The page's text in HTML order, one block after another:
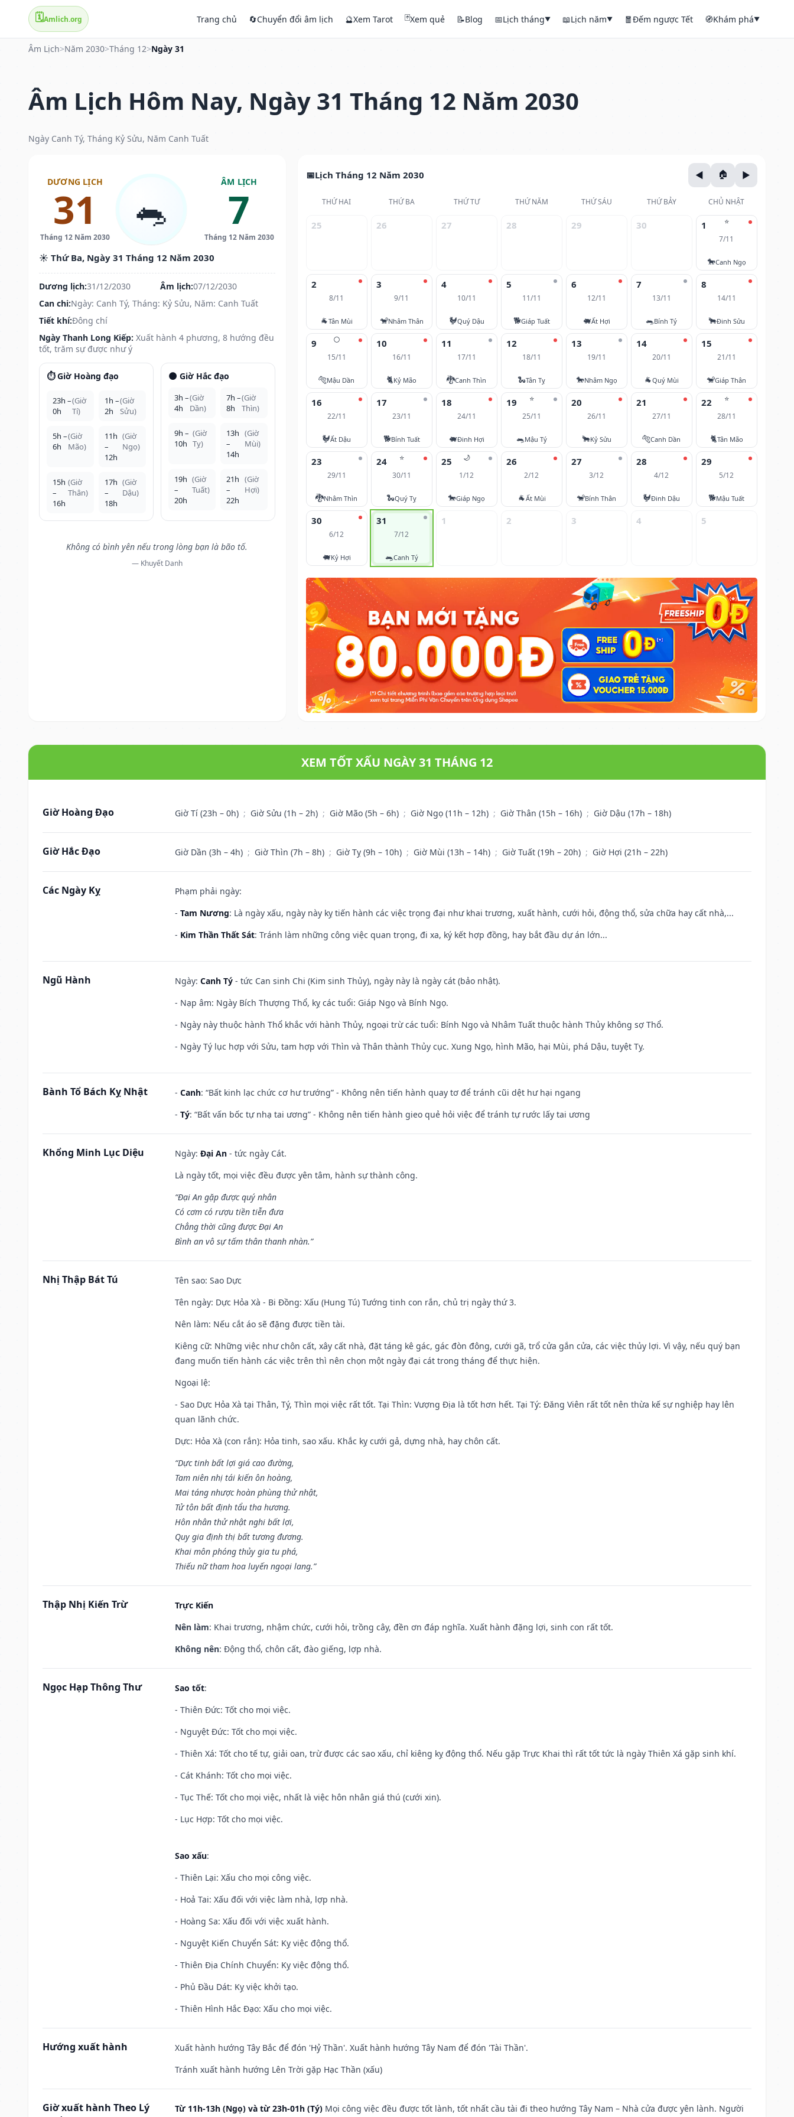
🗓️Amlich.org Trang chủ 🔄Chuyển đổi âm lịch 🔮Xem Tarot 🃏Xem quẻ 📝Blog 📅Lịch tháng▼ 📖Lịch năm▼ 🧧Đếm ngược Tết 🧭Khám phá▼
Âm Lịch>Năm 2030>Tháng 12>Ngày 31
Âm Lịch Hôm Nay, Ngày 31 Tháng 12 Năm 2030
Ngày Canh Tý, Tháng Kỷ Sửu, Năm Canh Tuất
DƯƠNG LỊCH
31
Tháng 12 Năm 2030
🐀
ÂM LỊCH
7
Tháng 12 Năm 2030
☀️ Thứ Ba, Ngày 31 Tháng 12 Năm 2030
Dương lịch:31/12/2030 Âm lịch:07/12/2030
Can chi:Ngày: Canh Tý, Tháng: Kỷ Sửu, Năm: Canh Tuất
Tiết khí:Đông chí
Ngày Thanh Long Kiếp: Xuất hành 4 phương, 8 hướng đều
tốt, trăm sự được như ý
⏱️ Giờ Hoàng đạo
23h –
0h
(Giờ
Tí)
1h –
2h
(Giờ
Sửu)
5h –
6h
(Giờ
Mão)
11h
–
12h
(Giờ
Ngọ)
15h
–
16h
(Giờ
Thân)
17h
–
18h
(Giờ
Dậu)
🌑 Giờ Hắc đạo
3h –
4h
(Giờ
Dần)
7h –
8h
(Giờ
Thìn)
9h –
10h
(Giờ
Tỵ)
13h
–
14h
(Giờ
Mùi)
19h
–
20h
(Giờ
Tuất)
21h
–
22h
(Giờ
Hợi)
Không có bình yên nếu trong lòng bạn là bão tố.
— Khuyết Danh
Lịch Tháng 12 Năm 2030
THỨ HAI THỨ BA THỨ TƯ THỨ NĂM THỨ SÁU THỨ BẢY CHỦ NHẬT
25 26 27 28 29 30 ⭐
1
7/11
🐎Canh Ngọ
2
8/11
🐐Tân Mùi
3
9/11
🐒Nhâm Thân
4
10/11
🐓Quý Dậu
5
11/11
🐕Giáp Tuất
6
12/11
🐖Ất Hợi
7
13/11
🐀Bính Tý
8
14/11
🐂Đinh Sửu
🌕
9
15/11
🐅Mậu Dần
10
16/11
🐈Kỷ Mão
11
17/11
🐉Canh Thìn
12
18/11
🐍Tân Tỵ
13
19/11
🐎Nhâm Ngọ
14
20/11
🐐Quý Mùi
15
21/11
🐒Giáp Thân
16
22/11
🐓Ất Dậu
17
23/11
🐕Bính Tuất
18
24/11
🐖Đinh Hợi
⭐
19
25/11
🐀Mậu Tý
20
26/11
🐂Kỷ Sửu
21
27/11
🐅Canh Dần
⭐
22
28/11
🐈Tân Mão
23
29/11
🐉Nhâm Thìn
⭐
24
30/11
🐍Quý Tỵ
🌙
25
1/12
🐎Giáp Ngọ
26
2/12
🐐Ất Mùi
27
3/12
🐒Bính Thân
28
4/12
🐓Đinh Dậu
29
5/12
🐕Mậu Tuất
30
6/12
🐖Kỷ Hợi
31
7/12
🐀Canh Tý
1 2 3 4 5
XEM TỐT XẤU NGÀY 31 THÁNG 12
Giờ Hoàng Đạo Giờ Tí (23h – 0h) ; Giờ Sửu (1h – 2h) ; Giờ Mão (5h – 6h) ; Giờ Ngọ (11h – 12h) ; Giờ Thân (15h – 16h) ; Giờ Dậu (17h – 18h)
Giờ Hắc Đạo Giờ Dần (3h – 4h) ; Giờ Thìn (7h – 8h) ; Giờ Tỵ (9h – 10h) ; Giờ Mùi (13h – 14h) ; Giờ Tuất (19h – 20h) ; Giờ Hợi (21h – 22h)
Các Ngày Kỵ
Phạm phải ngày:
- Tam Nương: Là ngày xấu, ngày này kỵ tiến hành các việc trọng đại như khai trương, xuất hành, cưới hỏi, động thổ, sửa chữa hay cất nhà,...
- Kim Thần Thất Sát: Tránh làm những công việc quan trọng, đi xa, ký kết hợp đồng, hay bắt đầu dự án lớn...
Ngũ Hành Ngày: Canh Tý - tức Can sinh Chi (Kim sinh Thủy), ngày này là ngày cát (bảo nhật).
- Nạp âm: Ngày Bích Thượng Thổ, kỵ các tuổi: Giáp Ngọ và Bính Ngọ.
- Ngày này thuộc hành Thổ khắc với hành Thủy, ngoại trừ các tuổi: Bính Ngọ và Nhâm Tuất thuộc hành Thủy không sợ Thổ.
- Ngày Tý lục hợp với Sửu, tam hợp với Thìn và Thân thành Thủy cục. Xung Ngọ, hình Mão, hại Mùi, phá Dậu, tuyệt Tỵ.
Bành Tổ Bách Kỵ Nhật - Canh: “Bất kinh lạc chức cơ hư trướng” - Không nên tiến hành quay tơ để tránh cũi dệt hư hại ngang
- Tý: “Bất vấn bốc tự nhạ tai ương” - Không nên tiến hành gieo quẻ hỏi việc để tránh tự rước lấy tai ương
Khổng Minh Lục Diệu Ngày: Đại An - tức ngày Cát.
Là ngày tốt, mọi việc đều được yên tâm, hành sự thành công.
“Đại An gặp được quý nhân
Có cơm có rượu tiền tiễn đưa
Chẳng thời cũng được Đại An
Bình an vô sự tấm thân thanh nhàn.”
Nhị Thập Bát Tú Tên sao: Sao Dực
Tên ngày: Dực Hỏa Xà - Bi Đồng: Xấu (Hung Tú) Tướng tinh con rắn, chủ trị ngày thứ 3.
Nên làm: Nếu cắt áo sẽ đặng được tiền tài.
Kiêng cữ: Những việc như chôn cất, xây cất nhà, đặt táng kê gác, gác đòn đông, cưới gã, trổ cửa gắn cửa, các việc thủy lợi. Vì vậy, nếu quý bạn
đang muốn tiến hành các việc trên thì nên chọn một ngày đại cát trong tháng để thực hiện.
Ngoại lệ:
- Sao Dực Hỏa Xà tại Thân, Tý, Thìn mọi việc rất tốt. Tại Thìn: Vượng Địa là tốt hơn hết. Tại Tý: Đăng Viên rất tốt nên thừa kế sự nghiệp hay lên
quan lãnh chức.
Dực: Hỏa Xà (con rắn): Hỏa tinh, sao xấu. Khắc kỵ cưới gả, dựng nhà, hay chôn cất.
“Dực tinh bất lợi giá cao đường,
Tam niên nhị tái kiến ôn hoàng,
Mai táng nhược hoàn phùng thử nhật,
Tử tôn bất định tẩu tha hương.
Hôn nhân thử nhật nghi bất lợi,
Quy gia định thị bất tương đương.
Khai môn phóng thủy gia tu phá,
Thiếu nữ tham hoa luyến ngoại lang.”
Thập Nhị Kiến Trừ
Trực Kiến
Nên làm: Khai trương, nhậm chức, cưới hỏi, trồng cây, đền ơn đáp nghĩa. Xuất hành đặng lợi, sinh con rất tốt.
Không nên: Động thổ, chôn cất, đào giếng, lợp nhà.
Ngọc Hạp Thông Thư Sao tốt:
- Thiên Đức: Tốt cho mọi việc.
- Nguyệt Đức: Tốt cho mọi việc.
- Thiên Xá: Tốt cho tế tự, giải oan, trừ được các sao xấu, chỉ kiêng kỵ động thổ. Nếu gặp Trực Khai thì rất tốt tức là ngày Thiên Xá gặp sinh khí.
- Cát Khánh: Tốt cho mọi việc.
- Tục Thế: Tốt cho mọi việc, nhất là việc hôn nhân giá thú (cưới xin).
- Lục Hợp: Tốt cho mọi việc.
Sao xấu:
- Thiên Lại: Xấu cho mọi công việc.
- Hoả Tai: Xấu đối với việc làm nhà, lợp nhà.
- Hoàng Sa: Xấu đối với việc xuất hành.
- Nguyệt Kiến Chuyển Sát: Kỵ việc động thổ.
- Thiên Địa Chính Chuyển: Kỵ việc động thổ.
- Phủ Đầu Dát: Kỵ việc khởi tạo.
- Thiên Hình Hắc Đạo: Xấu cho mọi việc.
Hướng xuất hành
Xuất hành hướng Tây Bắc để đón 'Hỷ Thần'. Xuất hành hướng Tây Nam để đón 'Tài Thần'.
Tránh xuất hành hướng Lên Trời gặp Hạc Thần (xấu)
Giờ xuất hành Theo Lý
Từ 11h-13h (Ngọ) và từ 23h-01h (Tý) Mọi công việc đều được tốt lành, tốt nhất cầu tài đi theo hướng Tây Nam – Nhà cửa được yên lành. Người